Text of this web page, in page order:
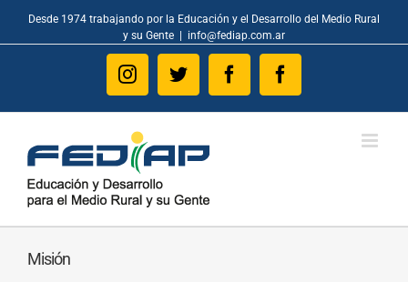
content
Desde 1974 trabajando por la Educación y el Desarrollo del Medio Rural
y su Gente
info@fediap.com.ar
InstagramTwitter Facebook
Misión